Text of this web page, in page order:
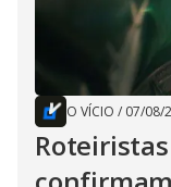
O VÍCIO / 07/08/